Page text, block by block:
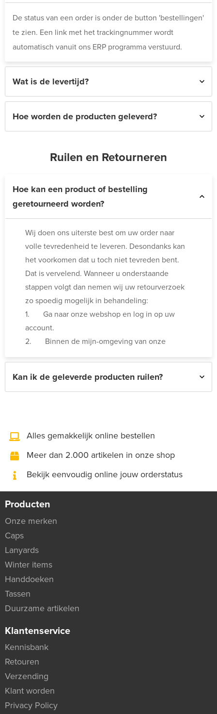
De status van een order is onder de button 'bestellingen'
te zien. Een link met het trackingnummer wordt
automatisch vanuit ons ERP programma verstuurd.
Wat is de levertijd?
Hoe worden de producten geleverd?
Ruilen en Retourneren
Hoe kan een product of bestelling
geretourneerd worden?
Wij doen ons uiterste best om uw order naar
volle tevredenheid te leveren. Desondanks kan
het voorkomen dat u toch niet tevreden bent.
Dat is vervelend. Wanneer u onderstaande
stappen volgt dan nemen wij uw retourverzoek
zo spoedig mogelijk in behandeling:
1. Ga naar onze webshop en log in op uw
account.
2. Binnen de mijn-omgeving van onze
3. Vul de gevraagde informatie in en verstuur
Kan ik de geleverde producten ruilen?
Alles gemakkelijk online bestellen
Meer dan 2.000 artikelen in onze shop
Bekijk eenvoudig online jouw orderstatus
Producten
Onze merken
Caps
Lanyards
Winter items
Handdoeken
Tassen
Duurzame artikelen
Klantenservice
Kennisbank
Retouren
Verzending
Klant worden
Privacy Policy